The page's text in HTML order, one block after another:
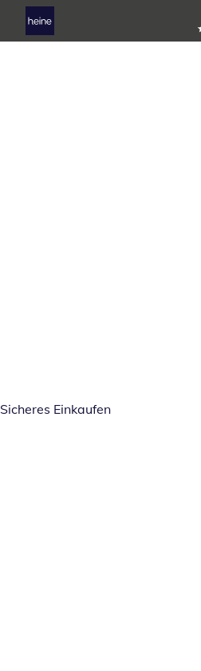
Sicheres Einkaufen